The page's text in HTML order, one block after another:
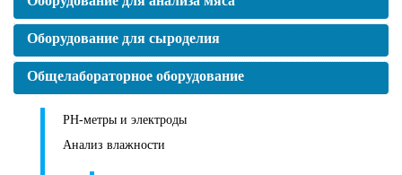
Оборудование для сыроделия
Общелабораторное оборудование
PH-метры и электроды
Анализ влажности